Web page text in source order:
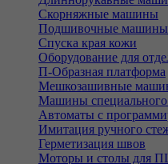
Скорняжные машины
Подшивочные машины
Спуска края кожи
Оборудование для
П-Образная платформа
Мешкозашивные
Машины специального
Автоматы с
Имитация ручного
Герметизация швов
Моторы и столы для